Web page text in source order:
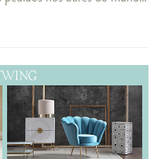
queridinhos nas reuniões
muitas vezes c
tomar sua bebida favorita